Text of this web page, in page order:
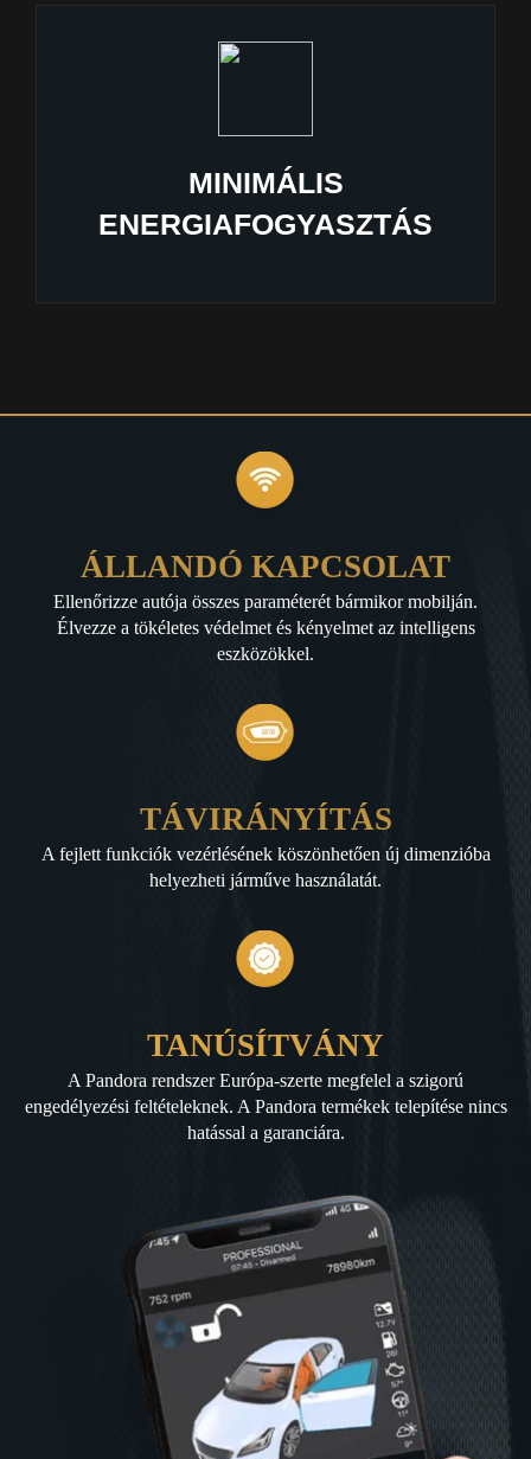
MINIMÁLIS
ENERGIAFOGYASZTÁS
ÁLLANDÓ KAPCSOLAT
Ellenőrizze autója összes paraméterét bármikor mobilján.
Élvezze a tökéletes védelmet és kényelmet az intelligens
eszközökkel.
TÁVIRÁNYÍTÁS
A fejlett funkciók vezérlésének köszönhetően új dimenzióba
helyezheti járműve használatát.
TANÚSÍTVÁNY
A Pandora rendszer Európa-szerte megfelel a szigorú
engedélyezési feltételeknek. A Pandora termékek telepítése nincs
hatással a garanciára.